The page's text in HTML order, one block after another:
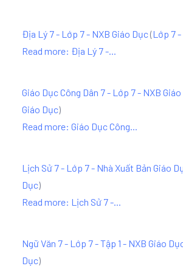
Địa Lý 7 - Lớp 7 - NXB Giáo Dục(Lớp 7 -
Read more: Địa Lý 7 -...
Giáo Dục Công Dân 7 - Lớp 7 - NXB
Giáo Dục)
Read more: Giáo Dục Công...
Lịch Sử 7 - Lớp 7 - Nhà Xuất Bản Giáo
Dục)
Read more: Lịch Sử 7 -...
Ngữ Văn 7 - Lớp 7 - Tập 1 - NXB Giáo
Dục)